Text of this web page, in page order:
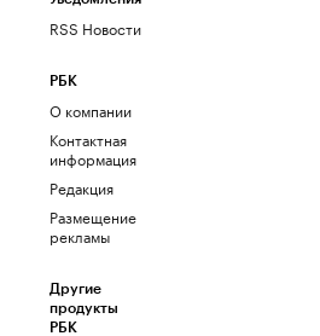
RSS Новости
РБК
О компании
Контактная
информация
Редакция
Размещение
рекламы
Другие
продукты
РБК